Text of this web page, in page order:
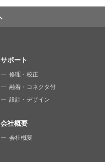
サポート
修理・校正
融着・コネクタ付
設計・デザイン
会社概要
会社概要